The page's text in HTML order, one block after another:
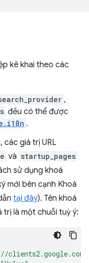
kê khai theo các
,
đều có thể được
.
, các giá trị URL
và startup_pages
sử dụng khoá
mới bên cạnh Khoá
tại đây). Tên khoá
trị là một chuỗi tuỳ ý: